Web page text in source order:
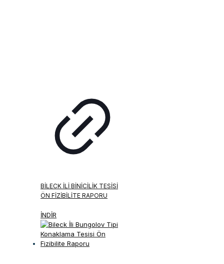
BILECK İLI BINICILIK TESISI
ÖN FIZIBILITE RAPORU
İNDİR